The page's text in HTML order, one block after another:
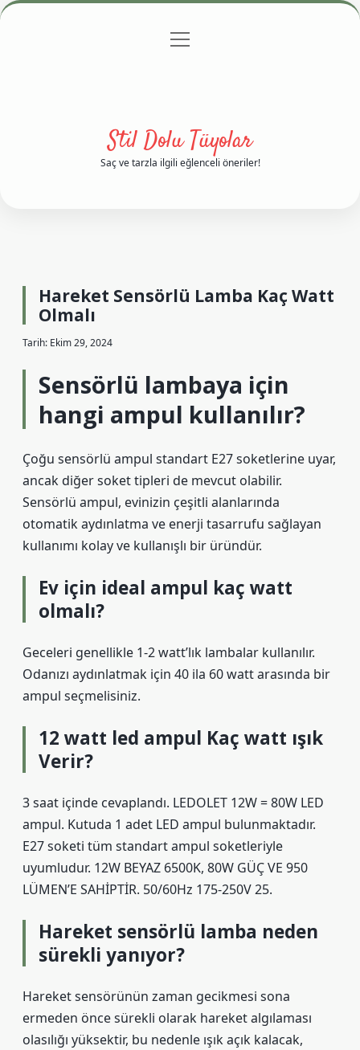
Gizlilik Politikası
menüyü
Stil Dolu Tüyolar
Saç ve tarzla ilgili eğlenceli öneriler!
Hareket Sensörlü Lamba Kaç Watt
Olmalı
Tarih: Ekim 29, 2024
Sensörlü lambaya için
hangi ampul kullanılır?
Çoğu sensörlü ampul standart E27 soketlerine uyar,
ancak diğer soket tipleri de mevcut olabilir.
Sensörlü ampul, evinizin çeşitli alanlarında
otomatik aydınlatma ve enerji tasarrufu sağlayan
kullanımı kolay ve kullanışlı bir üründür.
Ev için ideal ampul kaç watt
olmalı?
Geceleri genellikle 1-2 watt’lık lambalar kullanılır.
Odanızı aydınlatmak için 40 ila 60 watt arasında bir
ampul seçmelisiniz.
12 watt led ampul Kaç watt ışık
Verir?
3 saat içinde cevaplandı. LEDOLET 12W = 80W LED
ampul. Kutuda 1 adet LED ampul bulunmaktadır.
E27 soketi tüm standart ampul soketleriyle
uyumludur. 12W BEYAZ 6500K, 80W GÜÇ VE 950
LÜMEN’E SAHİPTİR. 50/60Hz 175-250V 25.
Hareket sensörlü lamba neden
sürekli yanıyor?
Hareket sensörünün zaman gecikmesi sona
ermeden önce sürekli olarak hareket algılaması
olasılığı yüksektir, bu nedenle ışık açık kalacak,